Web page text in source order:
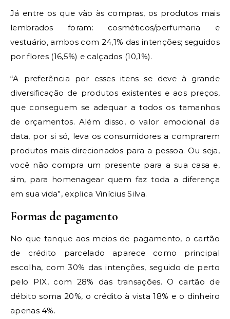
Já entre os que vão às compras, os produtos mais
lembrados foram: cosméticos/perfumaria e
vestuário, ambos com 24,1% das intenções; seguidos
por flores (16,5%) e calçados (10,1%).
“A preferência por esses itens se deve à grande
diversificação de produtos existentes e aos preços,
que conseguem se adequar a todos os tamanhos
de orçamentos. Além disso, o valor emocional da
data, por si só, leva os consumidores a comprarem
produtos mais direcionados para a pessoa. Ou seja,
você não compra um presente para a sua casa e,
sim, para homenagear quem faz toda a diferença
em sua vida”, explica Vinícius Silva.
Formas de pagamento
No que tanque aos meios de pagamento, o cartão
de crédito parcelado aparece como principal
escolha, com 30% das intenções, seguido de perto
pelo PIX, com 28% das transações. O cartão de
débito soma 20%, o crédito à vista 18% e o dinheiro
apenas 4%.